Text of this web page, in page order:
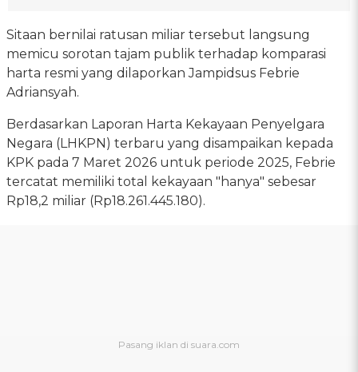
Sitaan bernilai ratusan miliar tersebut langsung
memicu sorotan tajam publik terhadap komparasi
harta resmi yang dilaporkan Jampidsus Febrie
Adriansyah.
Berdasarkan Laporan Harta Kekayaan Penyelgara
Negara (LHKPN) terbaru yang disampaikan kepada
KPK pada 7 Maret 2026 untuk periode 2025, Febrie
tercatat memiliki total kekayaan "hanya" sebesar
Rp18,2 miliar (Rp18.261.445.180).